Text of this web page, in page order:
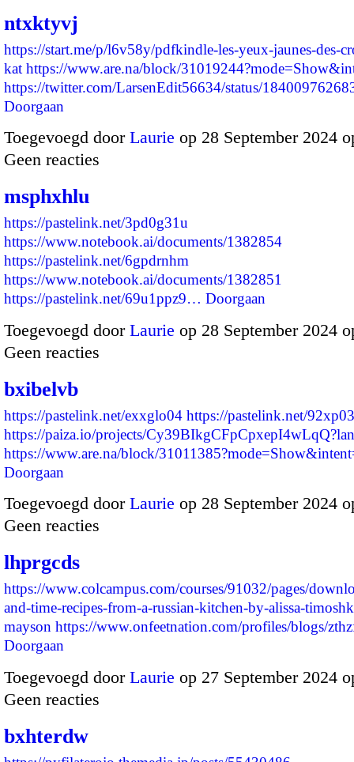
ntxktyvj
https://start.me/p/l6v58y/pdfkindle-les-yeux-jaunes-des-
kat https://www.are.na/block/
https://twitter.com/LarsenEdit56634/status/
Doorgaan
Toegevoegd door Laurie op 28 September 2024
Geen reacties
msphxhlu
https://pastelink.net/3pd0g31u
https://www.notebook.ai/documents/1382854
https://pastelink.net/6gpdrnhm
https://www.notebook.ai/documents/1382851
https://pastelink.net/69u1ppz9… Doorgaan
Toegevoegd door Laurie op 28 September 2024
Geen reacties
bxibelvb
https://pastelink.net/exxglo04 https://pastelink.net/
https://paiza.io/projects/
https://www.are.na/block/
Doorgaan
Toegevoegd door Laurie op 28 September 2024
Geen reacties
lhprgcds
https://www.colcampus.com/courses/91032/pages/
and-time-recipes-from-a-russian-kitchen-by-alissa-
mayson https://www.onfeetnation.com/profiles/blogs/
Doorgaan
Toegevoegd door Laurie op 27 September 2024
Geen reacties
bxhterdw